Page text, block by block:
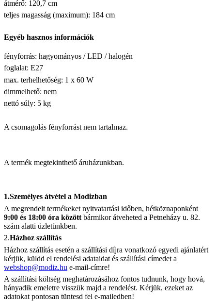
átmérő: 120,7 cm
teljes magasság (maximum): 184 cm
Egyéb hasznos információk
fényforrás: hagyományos / LED / halogén
foglalat: E27
max. terhelhetőség: 1 x 60 W
dimmelhető: nem
nettó súly: 5 kg
A csomagolás fényforrást nem tartalmaz.
A termék megtekinthető áruházunkban.
1.Személyes átvétel a Modizban
A megrendelt termékeket nyitvatartási időben, hétköznaponként
9:00 és 18:00 óra között bármikor átveheted a Petneházy u. 82.
szám alatti üzletünkben.
2.Házhoz szállítás
Házhoz szállítás esetén a szállítási díjra vonatkozó egyedi ajánlatért
kérjük, küldd el rendelési adataidat és szállítási címedet a
webshop@modiz.hu e-mail-címre!
A szállítási költség meghatározásához fontos tudnunk, hogy hová,
hányadik emeletre visszük majd a rendelést. Kérjük, ezeket az
adatokat pontosan tüntesd fel e-mailedben!